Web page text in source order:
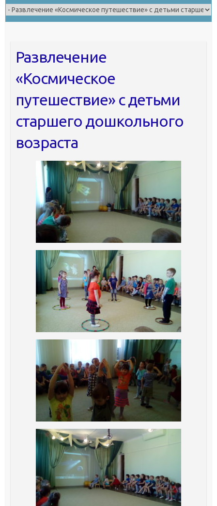
Развлечение
«Космическое
путешествие» с детьми
старшего дошкольного
возраста